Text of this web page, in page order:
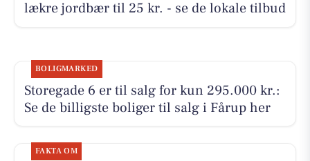
lækre jordbær til 25 kr. - se de lokale tilbud
BOLIGMARKED
Storegade 6 er til salg for kun 295.000 kr.:
Se de billigste boliger til salg i Fårup her
FAKTA OM